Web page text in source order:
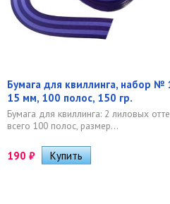
Бумага для квиллинга, набор
15 мм, 100 полос, 150 гр.
Бумага для квиллинга: 2 лиловых
всего 100 полос, размер...
190 ₽